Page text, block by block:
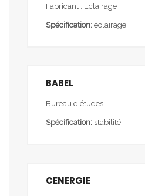
Fabricant : Eclairage
Spécification: éclairage
BABEL
Bureau d'études
Spécification: stabilité
CENERGIE